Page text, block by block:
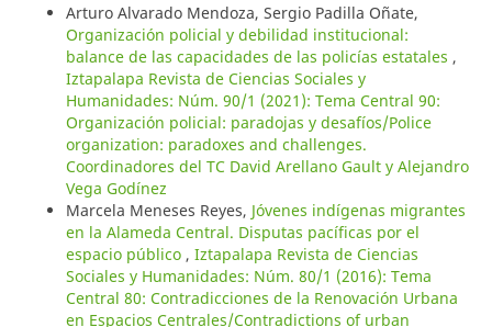
Arturo Alvarado Mendoza, Sergio Padilla Oñate,
Organización policial y debilidad institucional:
balance de las capacidades de las policías estatales ,
Iztapalapa Revista de Ciencias Sociales y
Humanidades: Núm. 90/1 (2021): Tema Central 90:
Organización policial: paradojas y desafíos/Police
organization: paradoxes and challenges.
Coordinadores del TC David Arellano Gault y Alejandro
Vega Godínez
Marcela Meneses Reyes, Jóvenes indígenas migrantes
en la Alameda Central. Disputas pacíficas por el
espacio público , Iztapalapa Revista de Ciencias
Sociales y Humanidades: Núm. 80/1 (2016): Tema
Central 80: Contradicciones de la Renovación Urbana
en Espacios Centrales/Contradictions of urban